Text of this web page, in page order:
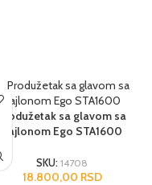
Produžetak sa glavom sa
najlonom Ego STA1600
SKU: 14708
18.800,00 RSD